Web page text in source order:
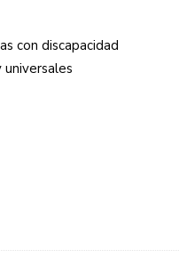
con discapacidad